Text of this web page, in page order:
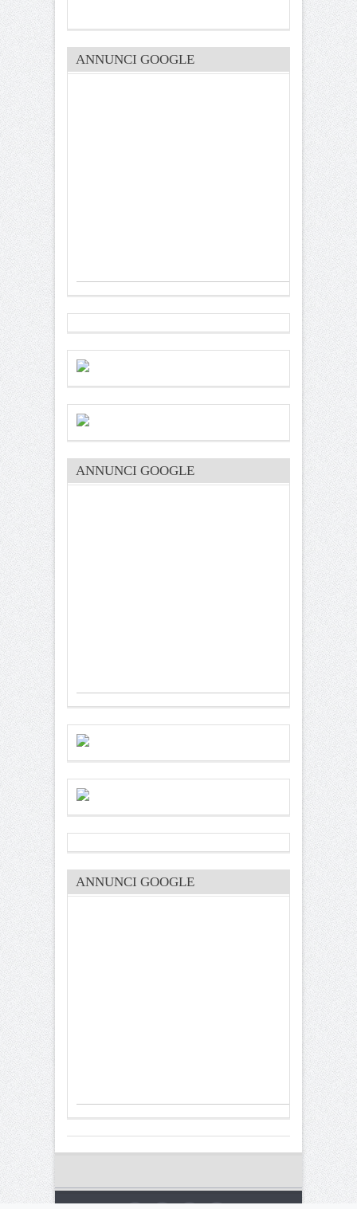
ANNUNCI GOOGLE
ANNUNCI GOOGLE
ANNUNCI GOOGLE